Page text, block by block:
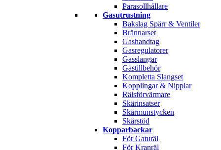
Parasollhållare
Gasutrustning
Bakslag Spärr & Ventiler
Brännarset
Gashandtag
Gasregulatorer
Gasslangar
Gastillbehör
Kompletta Slangset
Kopplingar & Nipplar
Rälsförvärmare
Skärinsatser
Skärmunstycken
Skärstöd
Kopparbackar
För Gaturäl
För Kranräl